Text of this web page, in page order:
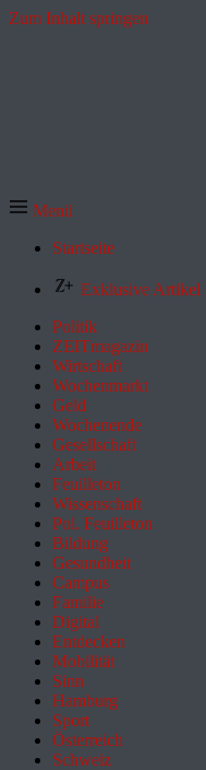
Zum Inhalt springen
Menü
Startseite
Exklusive Artikel
Politik
ZEITmagazin
Wirtschaft
Wochenmarkt
Geld
Wochenende
Gesellschaft
Arbeit
Feuilleton
Wissenschaft
Pol. Feuilleton
Bildung
Gesundheit
Campus
Familie
Digital
Entdecken
Mobilität
Sinn
Hamburg
Sport
Österreich
Schweiz